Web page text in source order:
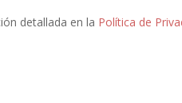
detallada en la Política de